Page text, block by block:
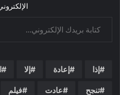
إذا إعادة إلا
تنجح عادت فيلم